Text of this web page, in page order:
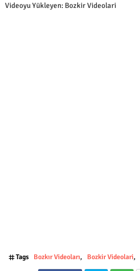
Videoyu Yükleyen: Bozkir Videolari
Tags Bozkır Videoları Bozkir Videolari